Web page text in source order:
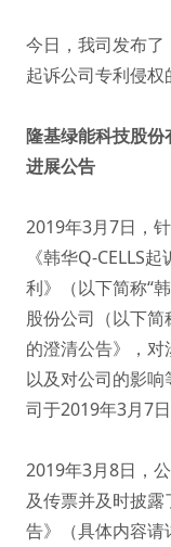
今日，我司发布
起诉公司专利侵权
隆基绿能科技股
进展公告
2019年3月7日，
《韩华Q-CELLS
利》（以下简称“
股份公司（以下简
的澄清公告》，
以及对公司的影
司于2019年3月7日
2019年3月8日，
及传票并及时披
告》（具体内容